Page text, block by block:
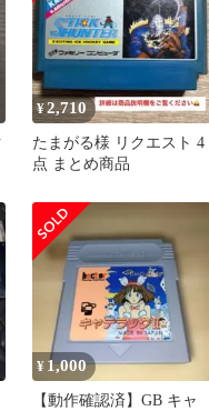
¥2,710
たまがる様 リクエスト 4
点 まとめ商品
¥ 1,000
【動作確認済】GB キャ